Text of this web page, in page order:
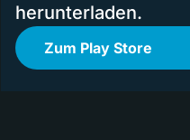
herunterladen.
Zum Play Store